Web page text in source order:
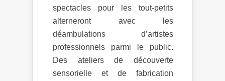
spectacles pour les tout-petits
alterneront avec les
déambulations d’artistes
professionnels parmi le public.
Des ateliers de découverte
sensorielle et de fabrication